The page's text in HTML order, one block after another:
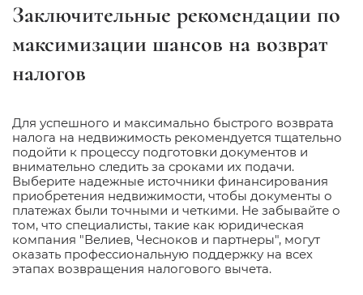
Заключительные рекомендации по
максимизации шансов на возврат
налогов
Для успешного и максимально быстрого возврата
налога на недвижимость рекомендуется тщательно
подойти к процессу подготовки документов и
внимательно следить за сроками их подачи.
Выберите надежные источники финансирования
приобретения недвижимости, чтобы документы о
платежах были точными и четкими. Не забывайте о
том, что специалисты, такие как юридическая
компания "Велиев, Чесноков и партнеры", могут
оказать профессиональную поддержку на всех
этапах возвращения налогового вычета.